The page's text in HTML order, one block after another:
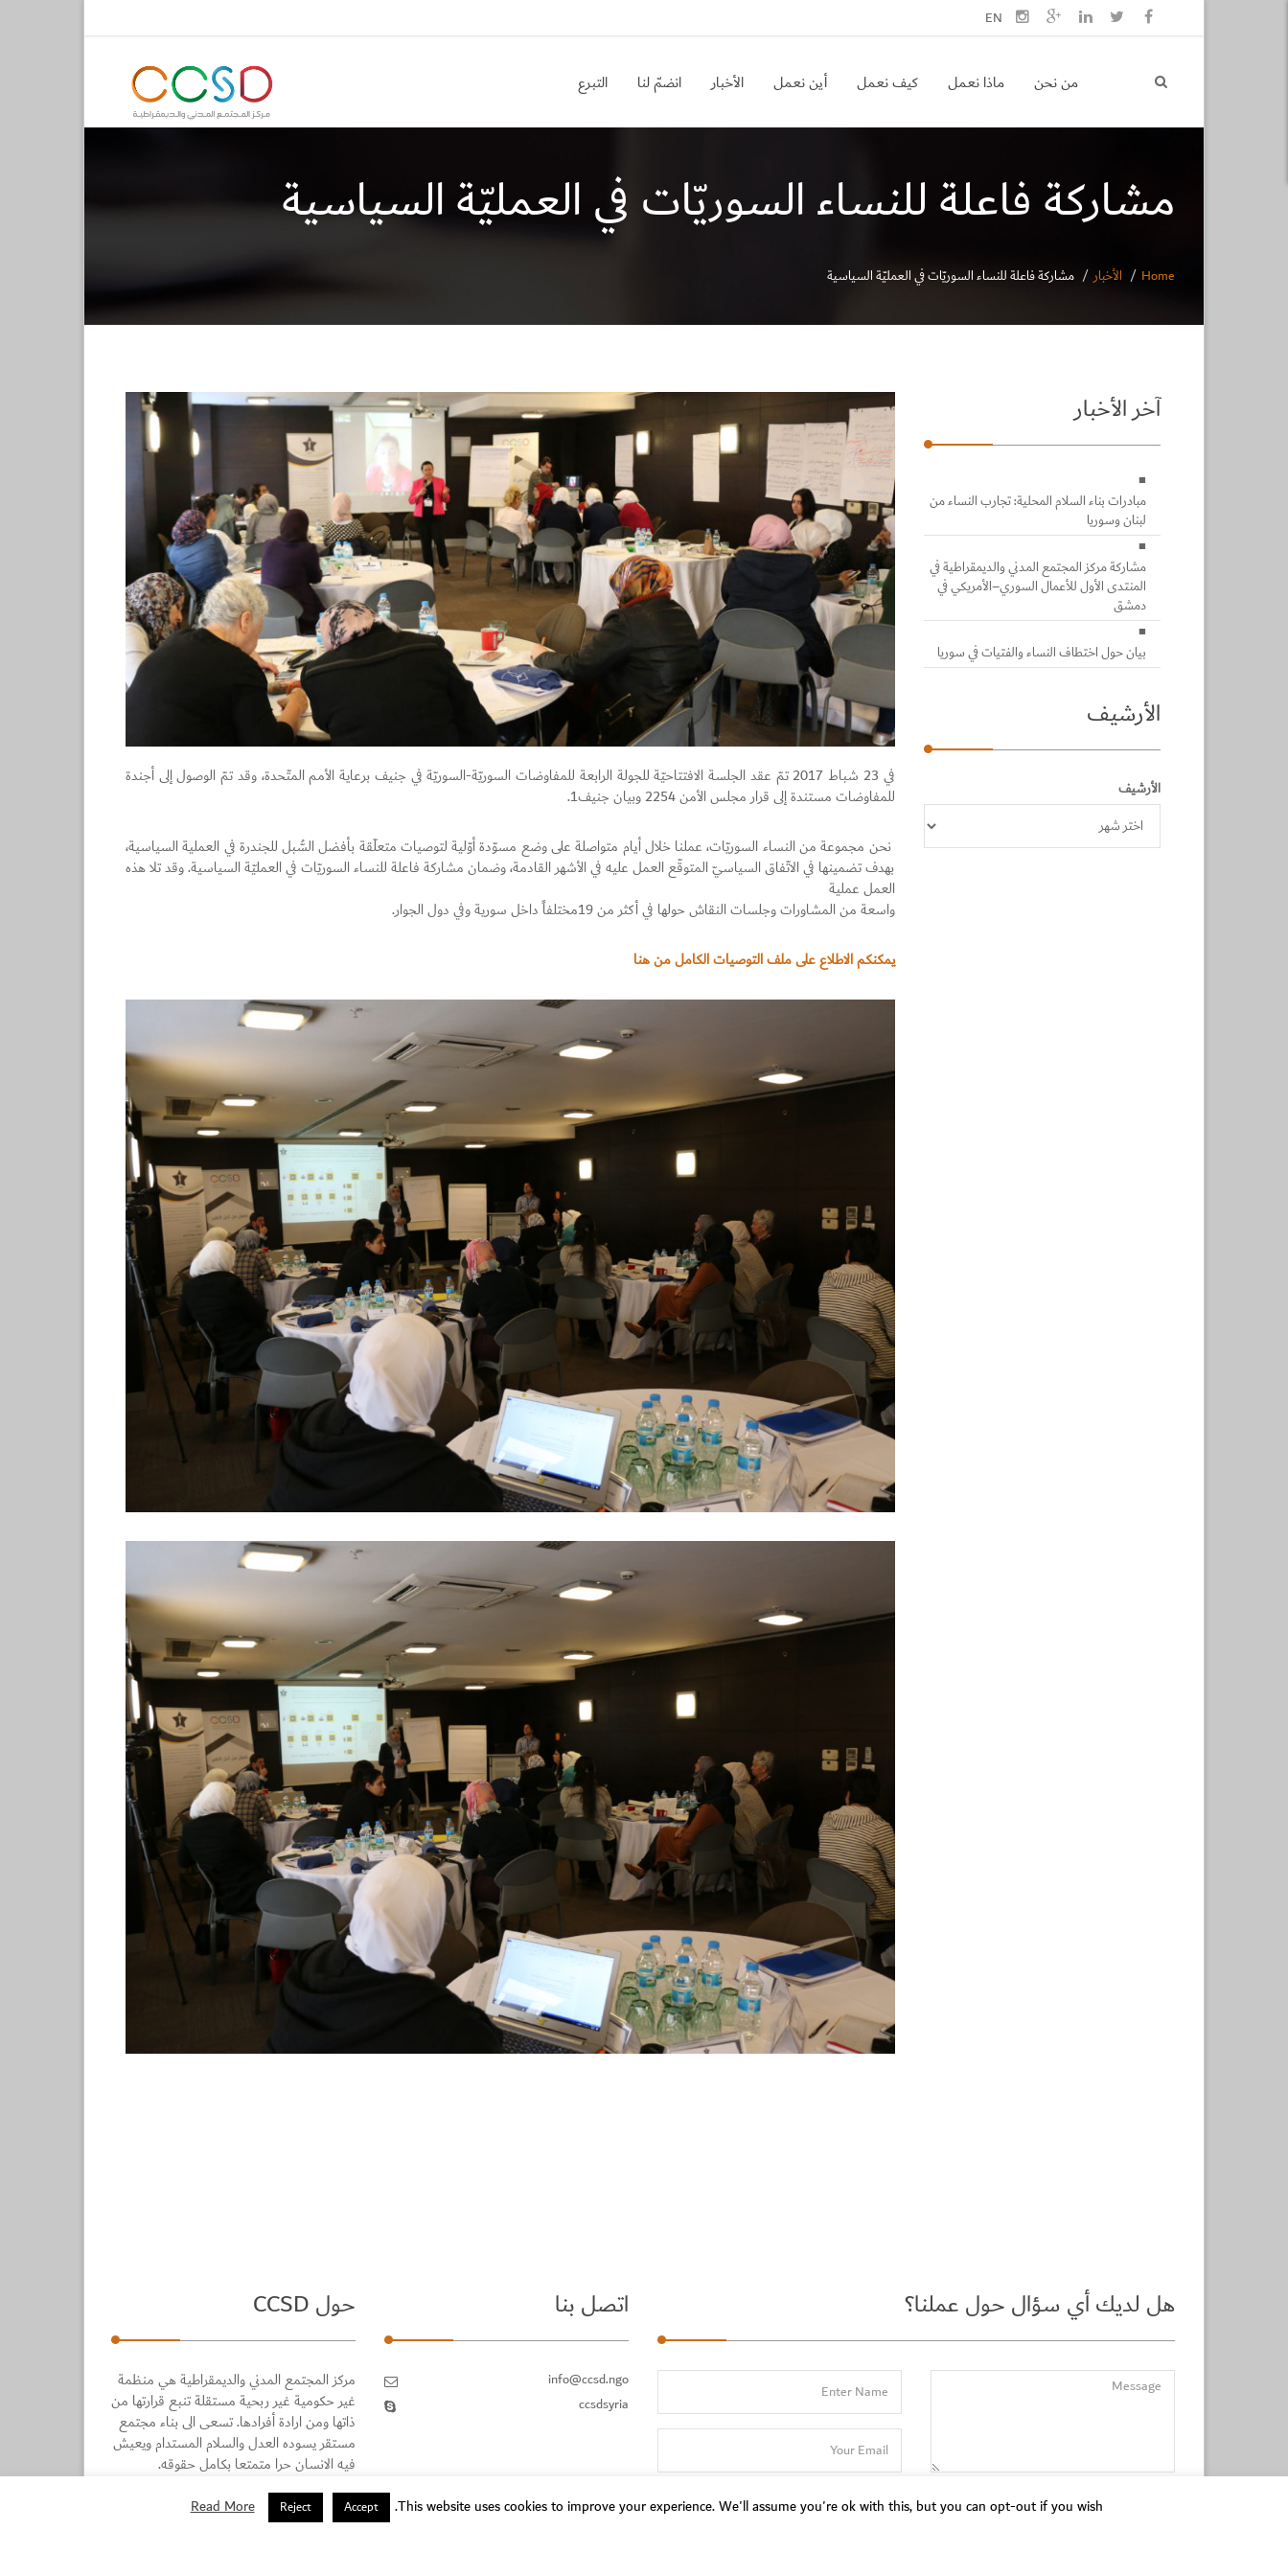
EN
التبرع انضمّ لنا الأخبار أين نعمل كيف نعمل ماذا نعمل من نحن
مشاركة فاعلة للنساء السوريّات في العمليّة السياسية
Home الأخبار مشاركة فاعلة للنساء السوريّات في العمليّة السياسية
في 23 شباط 2017 تمّ عقد الجلسة الافتتاحيّة للجولة الرابعة للمفاوضات السوريّة-السوريّة في جنيف برعاية الأمم المتّحدة، وقد تمّ الوصول إلى أجندة
للمفاوضات مستندة إلى قرار مجلس الأمن 2254 وبيان جنيف1.
نحن مجموعة من النساء السوريّات، عملنا خلال أيام متواصلة على وضع مسوّدة أوّلية لتوصيات متعلّقة بأفضل السُّبل للجندرة في العملية السياسية،
بهدف تضمينها في الاتّفاق السياسيّ المتوقّع العمل عليه في الأشهر القادمة، وضمان مشاركة فاعلة للنساء السوريّات في العمليّة السياسية. وقد تلا هذه
العمل عملية
واسعة من المشاورات وجلسات النقاش حولها في أكثر من 19مختلفاً داخل سورية وفي دول الجوار.
يمكنكم الاطلاع على ملف التوصيات الكامل من هنا
آخر الأخبار
مبادرات بناء السلام المحلية: تجارب النساء من
لبنان وسوريا
مشاركة مركز المجتمع المدني والديمقراطية في
المنتدى الأول للأعمال السوري–الأمريكي في
دمشق
بيان حول اختطاف النساء والفتيات في سوريا
الأرشيف
الأرشيف
حول CCSD
مركز المجتمع المدني والديمقراطية هي منظمة
غير حكومية غير ربحية مستقلة تنبع قرارتها من
ذاتها ومن ارادة أفرادها. تسعى الى بناء مجتمع
مستقر يسوده العدل والسلام المستدام ويعيش
فيه الانسان حرا متمتعا بكامل حقوقه.
اتصل بنا
info@ccsd.ngo
ccsdsyria
هل لديك أي سؤال حول عملنا؟
This website uses cookies to improve your experience. We'll assume you're ok with this, but you can opt-out if you wish.
Accept
Reject
Read More